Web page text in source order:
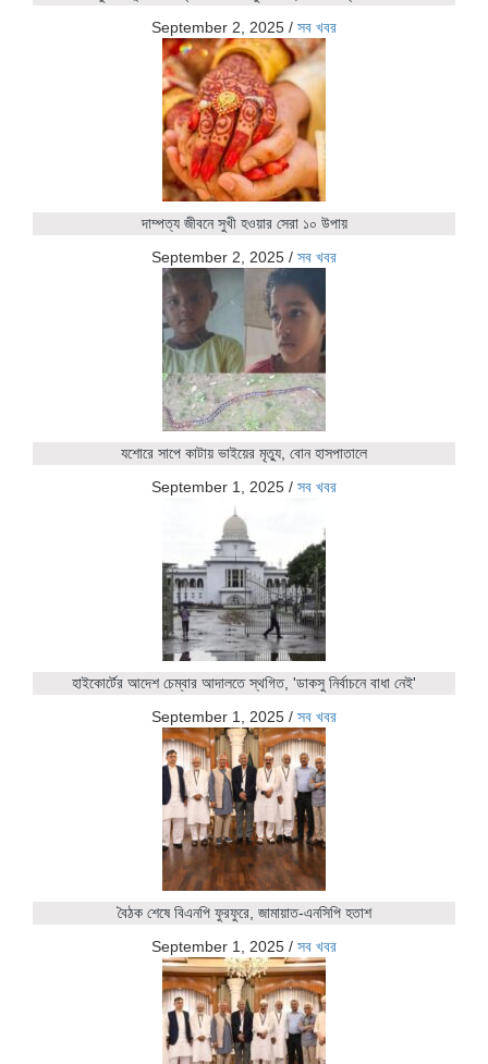
September 2, 2025 / সব খবর
দাম্পত্য জীবনে সুখী হওয়ার সেরা ১০ উপায়
September 2, 2025 / সব খবর
যশোরে সাপে কাটায় ভাইয়ের মৃত্যু, বোন হাসপাতালে
September 1, 2025 / সব খবর
হাইকোর্টের আদেশ চেম্বার আদালতে স্থগিত, 'ডাকসু নির্বাচনে বাধা নেই'
September 1, 2025 / সব খবর
বৈঠক শেষে বিএনপি ফুরফুরে, জামায়াত-এনসিপি হতাশ
September 1, 2025 / সব খবর